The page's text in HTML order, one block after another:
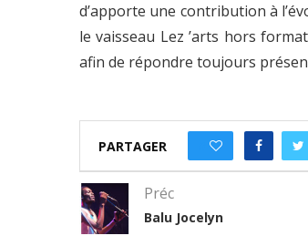
d’apporte une contribution à
le vaisseau Lez ’arts hors
afin de répondre toujours
PARTAGER
Préc
Balu Jocelyn